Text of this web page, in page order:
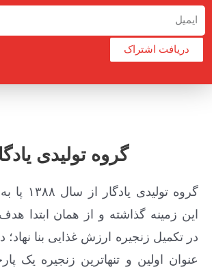
دریافت اشتراک
گروه تولیدی
گروه
این زمینه گذاشته و از همان ابتدا
در تکمیل زنجیره ارزش غذایی بنا نهاد؛
عنوان اولین و تنهاترین زنجیره یک